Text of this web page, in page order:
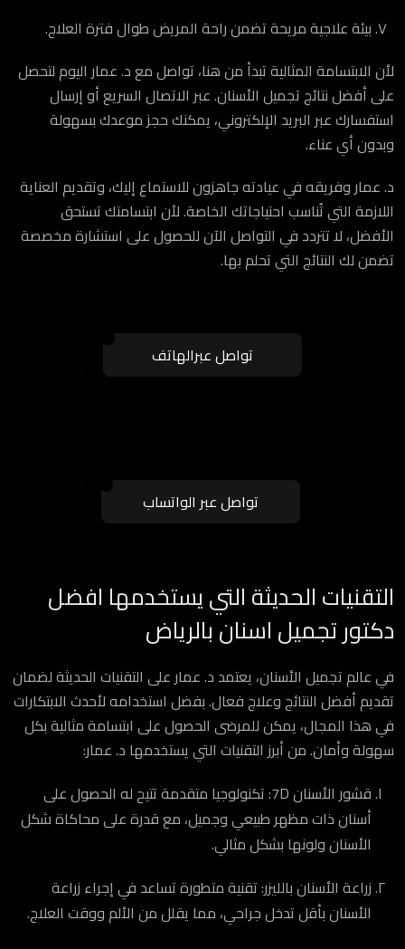
بيئة علاجية مريحة تضمن راحة المريض طوال فترة العلاج.
لأن الابتسامة المثالية تبدأ من هنا، تواصل مع د. عمار اليوم لتحصل
على أفضل نتائج تجميل الأسنان. عبر الاتصال السريع أو إرسال
استفسارك عبر البريد الإلكتروني، يمكنك حجز موعدك بسهولة
وبدون أي عناء.
د. عمار وفريقه في عيادته جاهزون للاستماع إليك، وتقديم العناية
اللازمة التي تُناسب احتياجاتك الخاصة. لأن ابتسامتك تستحق
الأفضل، لا تتردد في التواصل الآن للحصول على استشارة مخصصة
تضمن لك النتائج التي تحلم بها.
تواصل عبرالهاتف
تواصل عبر الواتساب
التقنيات الحديثة التي يستخدمها افضل
دكتور تجميل اسنان بالرياض
في عالم تجميل الأسنان، يعتمد د. عمار على التقنيات الحديثة لضمان
تقديم أفضل النتائج وعلاج فعال. بفضل استخدامه لأحدث الابتكارات
في هذا المجال، يمكن للمرضى الحصول على ابتسامة مثالية بكل
سهولة وأمان. من أبرز التقنيات التي يستخدمها د. عمار:
قشور الأسنان 7D: تكنولوجيا متقدمة تتيح له الحصول على
أسنان ذات مظهر طبيعي وجميل، مع قدرة على محاكاة شكل
الأسنان ولونها بشكل مثالي.
زراعة الأسنان بالليزر: تقنية متطورة تساعد في إجراء زراعة
الأسنان بأقل تدخل جراحي، مما يقلل من الألم ووقت العلاج.